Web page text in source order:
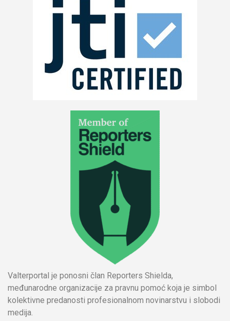
Valterportal je ponosni član Reporters Shielda,
međunarodne organizacije za pravnu pomoć koja je simbol
kolektivne predanosti profesionalnom novinarstvu i slobodi
medija.